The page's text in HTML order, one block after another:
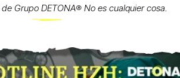
Grupo DETONA®️ No es cualquier cosa.